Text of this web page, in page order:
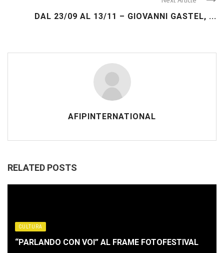
DAL 23/09 AL 13/11 – GIOVANNI GASTEL, ...
AFIPINTERNATIONAL
RELATED POSTS
CULTURA
“PARLANDO CON VOI” AL FRAME FOTOFESTIVAL